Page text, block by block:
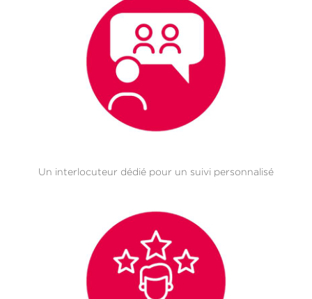
Un interlocuteur dédié pour un suivi personnalisé